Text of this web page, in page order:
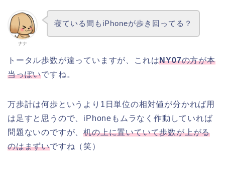
ナナ
寝ている間もiPhoneが歩き回ってる？
トータル歩数が違っていますが、これはNY07の方が本
当っぽいですね。
万歩計は何歩というより1日単位の相対値が分かれば用
は足すと思うので、iPhoneもムラなく作動していれば
問題ないのですが、机の上に置いていて歩数が上がる
のはまずいですね（笑）